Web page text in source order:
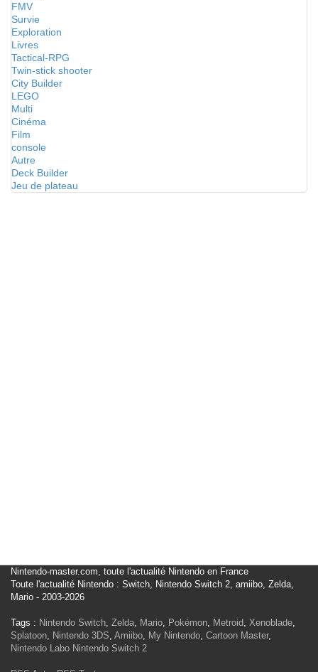
FMV
Survie
Exploration
Livres
Tactical-RPG
Twin-stick shooter
City Builder
LEGO
Multi
Cinéma
Film
console
Autre
Deck Builder
Jeu de plateau
Nintendo-master.com, toute l'actualité Nintendo en France
Toute l'actualité Nintendo : Switch, Nintendo Switch 2, amiibo, Zelda,
Mario - 2003-2026
Tags : Nintendo Switch, Zelda, Mario, Pokémon, Metroid, Xenoblade,
Splatoon, Nintendo 3DS, Amiibo, My Nintendo, Cartoon Master,
Nintendo Labo Nintendo Switch 2